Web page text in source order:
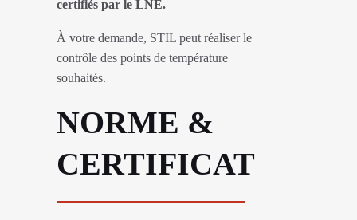
certifiés par le LNE.
À votre demande, STIL peut réaliser le
contrôle des points de température
souhaités.
NORME &
CERTIFICAT